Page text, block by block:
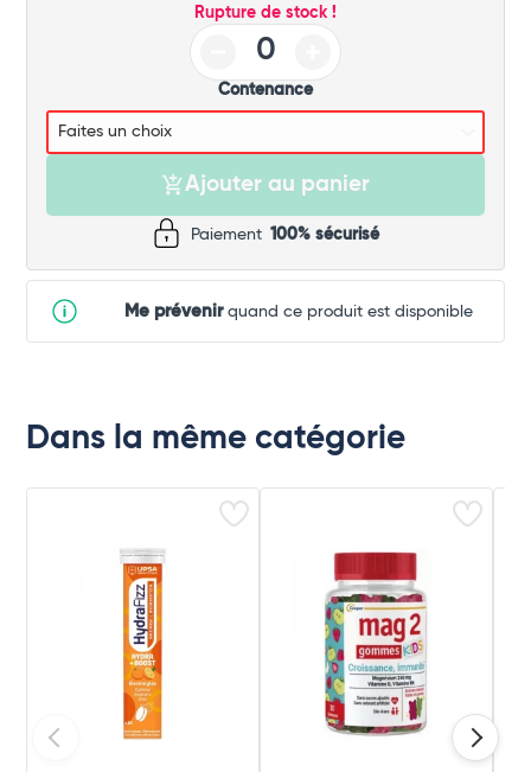
Rupture de stock !
Contenance
Ajouter au panier
Paiement 100% sécurisé
Me prévenirquand ce produit est disponible
Dans la même catégorie